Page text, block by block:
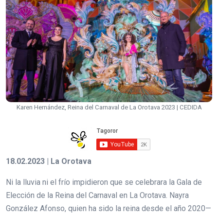
Karen Hernández, Reina del Carnaval de La Orotava 2023 | CEDIDA
18.02.2023 | La Orotava
Ni la lluvia ni el frío impidieron que se celebrara la Gala de
Elección de la Reina del Carnaval en La Orotava. Nayra
González Afonso, quien ha sido la reina desde el año 2020—